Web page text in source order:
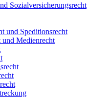
Sozialversicherungsrecht
und Speditionsrecht
und Medienrecht